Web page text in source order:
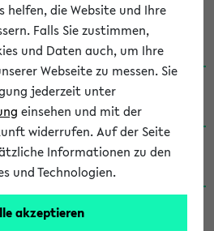
Studies / B.A.
16/17)
Studies / B.A.
2015)
Studies / B.A.
2013)
Studies / Ba
2011)
helfen, die Website und Ihre
Falls Sie zustimmen,
und Daten auch, um Ihre
Webseite zu messen. Sie
jederzeit unter
einsehen und mit der
widerrufen. Auf der Seite
Informationen zu den
und Technologien.
akzeptieren